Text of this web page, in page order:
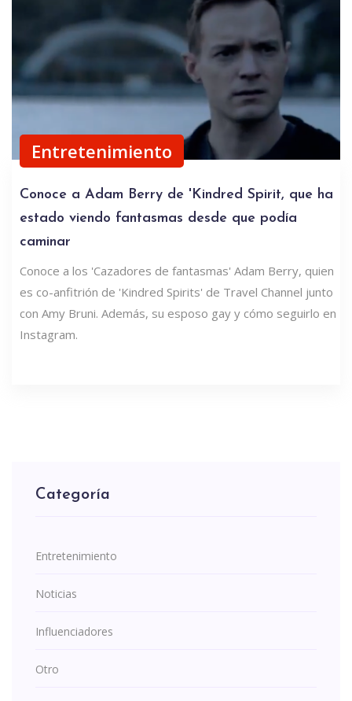
Entretenimiento
Conoce a Adam Berry de 'Kindred Spirit, que ha
estado viendo fantasmas desde que podía
caminar
Conoce a los 'Cazadores de fantasmas' Adam Berry, quien
es co-anfitrión de 'Kindred Spirits' de Travel Channel junto
con Amy Bruni. Además, su esposo gay y cómo seguirlo en
Instagram.
Categoría
Entretenimiento
Noticias
Influenciadores
Otro